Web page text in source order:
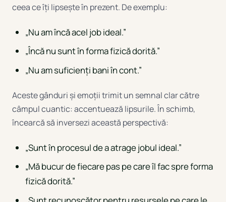
ceea ce îți lipsește în prezent. De exemplu:
„Nu am încă acel job ideal.”
„Încă nu sunt în forma fizică dorită.”
„Nu am suficienți bani în cont.”
Aceste gânduri și emoții trimit un semnal clar către
câmpul cuantic: accentuează lipsurile. În schimb,
încearcă să inversezi această perspectivă:
„Sunt în procesul de a atrage jobul ideal.”
„Mă bucur de fiecare pas pe care îl fac spre forma
fizică dorită.”